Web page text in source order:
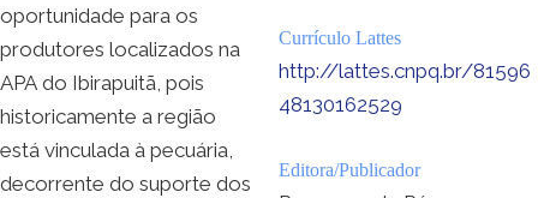
oportunidade para os
produtores localizados na
APA do Ibirapuitã, pois
historicamente a região
está vinculada à pecuária,
decorrente do suporte dos
Currículo Lattes
http://lattes.cnpq.br/81596
48130162529
Editora/Publicador